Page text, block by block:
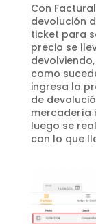
Con
devolución
ticket para
precio se
como
ingresa la
de
mercadería
luego se
con lo que